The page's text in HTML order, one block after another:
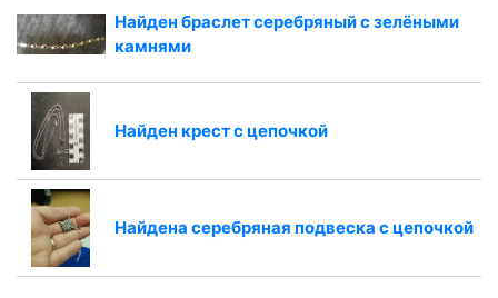
Найден браслет серебряный с зелёными
камнями
Найден крест с цепочкой
Найдена серебряная подвеска с цепочкой